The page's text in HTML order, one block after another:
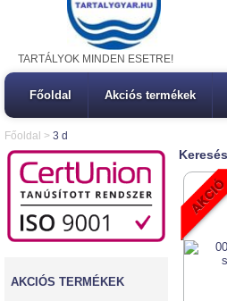
TARTÁLYOK MINDEN ESETRE!
Főoldal Akciós termékek
Főoldal > 3 d
AKCIÓS TERMÉKEK